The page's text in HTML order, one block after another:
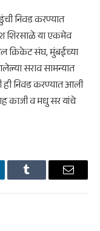
निवड करण्यात
शिरसाळे या एकमेव
क्रिकेट संघ, मुंबईच्या
सराव सामन्यात
निवड करण्यात आली
काजी व मधु सर यांचे
Tumblr Email